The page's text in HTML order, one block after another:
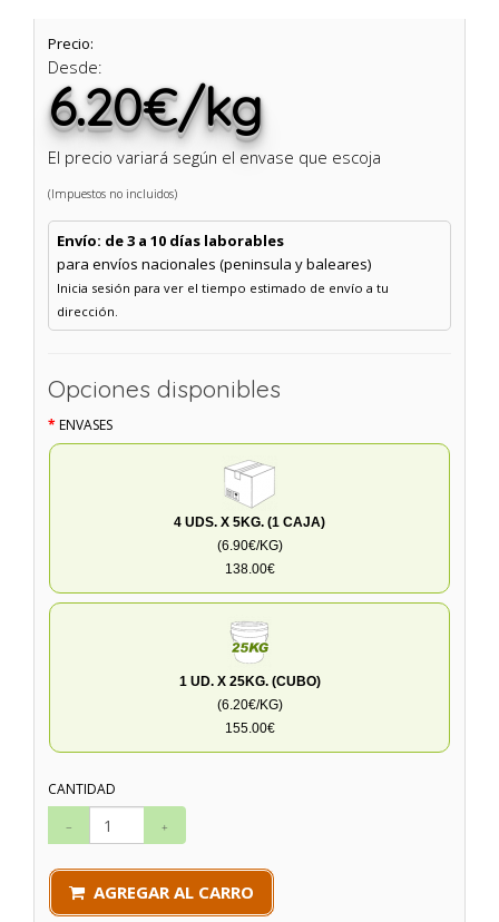
Precio:
Desde:
6.20€/kg
El precio variará según el envase que escoja
(Impuestos no incluidos)
Envío: de 3 a 10 días laborables
para envíos nacionales (peninsula y baleares)
Inicia sesión para ver el tiempo estimado de envío a tu
dirección.
Opciones disponibles
ENVASES
4 UDS. X 5KG. (1 CAJA)
(6.90€/KG)
138.00€
1 UD. X 25KG. (CUBO)
(6.20€/KG)
155.00€
CANTIDAD
AGREGAR AL CARRO